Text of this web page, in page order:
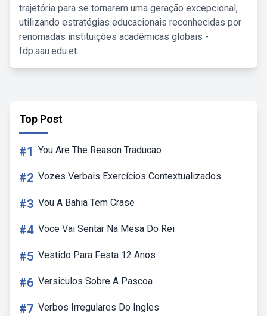
trajetória para se tornarem uma geração excepcional,
utilizando estratégias educacionais reconhecidas por
renomadas instituições acadêmicas globais -
fdp.aau.edu.et.
Top Post
#1 You Are The Reason Traducao
#2 Vozes Verbais Exercícios Contextualizados
#3 Vou A Bahia Tem Crase
#4 Voce Vai Sentar Na Mesa Do Rei
#5 Vestido Para Festa 12 Anos
#6 Versiculos Sobre A Pascoa
#7 Verbos Irregulares Do Ingles